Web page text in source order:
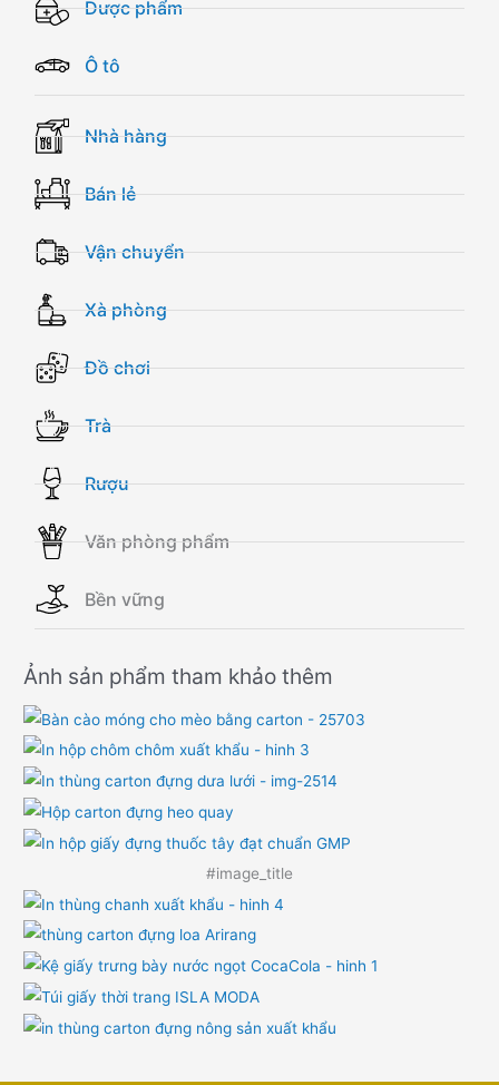
Dược phẩm
Ô tô
Nhà hàng
Bán lẻ
Vận chuyển
Xà phòng
Đồ chơi
Trà
Rượu
Văn phòng phẩm
Bền vững
Ảnh sản phẩm tham khảo thêm
#image_title